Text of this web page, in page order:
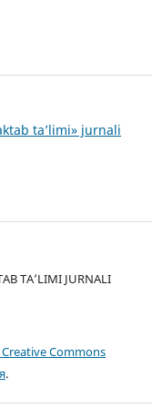
ta’limi» jurnali
TA’LIMI JURNALI
Commons
.